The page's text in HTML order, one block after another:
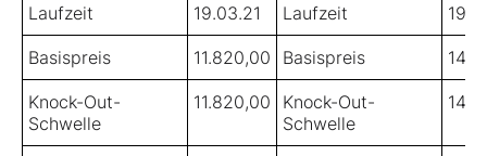
Laufzeit 19.03.21 Laufzeit
Basispreis 11.820,00 Basispreis
Knock-Out-
Schwelle
11.820,00
Knock-Out-
Schwelle